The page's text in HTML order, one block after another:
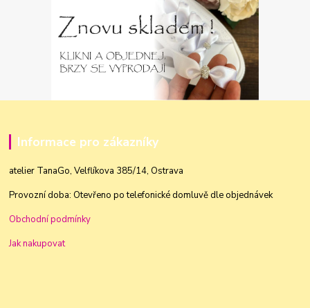
Informace pro zákazníky
atelier TanaGo, Velflíkova 385/14, Ostrava
Provozní doba: Otevřeno po telefonické domluvě dle objednávek
Obchodní podmínky
Jak nakupovat